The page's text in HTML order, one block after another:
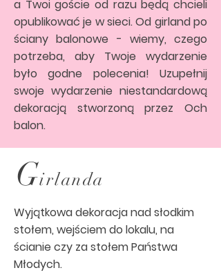
a Twoi goście od razu będą chcieli
opublikować je w sieci. Od girland po
ściany balonowe - wiemy, czego
potrzeba, aby Twoje wydarzenie
było godne polecenia! Uzupełnij
swoje wydarzenie niestandardową
dekoracją stworzoną przez Och
balon.
Girlanda
Wyjątkowa dekoracja nad słodkim
stołem, wejściem do lokalu, na
ścianie czy za stołem Państwa
Młodych.